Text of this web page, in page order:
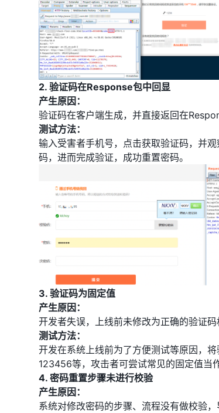
2. 验证码在Response包中回显
产生原因：
验证码在客户端生成，并直接返回在
测试方法：
输入受害者手机号，点击获取验证码，并
码，进而完成验证，成功重置密码。
3. 验证码为固定值
产生原因：
开发者失误，上线前未修改为正确的验证码
测试方法：
开发在系统上线前为了方便测试等原因，将
123456等，攻击者可尝试常见的固定值当
4. 密码重置步骤未进行校验
产生原因：
系统对修改密码的步骤、流程没有做校验